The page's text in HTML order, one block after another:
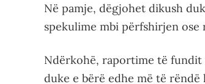
Në pamje, dëgjohet dikush
spekulime mbi përfshirjen
Ndërkohë, raportime të
duke e bërë edhe më të